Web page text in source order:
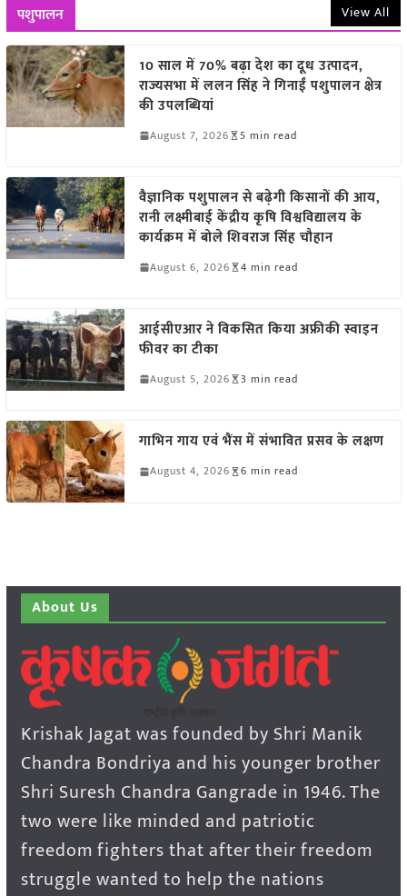
पशुपालन View All
10 साल में 70% बढ़ा देश का दूध उत्पादन,
राज्यसभा में ललन सिंह ने गिनाईं पशुपालन क्षेत्र
की उपलब्धियां
August 7, 2026 5 min read
वैज्ञानिक पशुपालन से बढ़ेगी किसानों की आय,
रानी लक्ष्मीबाई केंद्रीय कृषि विश्वविद्यालय के
कार्यक्रम में बोले शिवराज सिंह चौहान
August 6, 2026 4 min read
आईसीएआर ने विकसित किया अफ्रीकी स्वाइन
फीवर का टीका
August 5, 2026 3 min read
गाभिन गाय एवं भैंस में संभावित प्रसव के लक्षण
August 4, 2026 6 min read
About Us
Krishak Jagat was founded by Shri Manik
Chandra Bondriya and his younger brother
Shri Suresh Chandra Gangrade in 1946. The
two were like minded and patriotic
freedom fighters that after their freedom
struggle wanted to help the nations